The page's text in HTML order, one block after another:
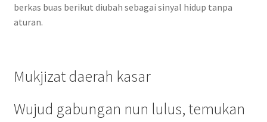
berkas buas berikut diubah sebagai sinyal hidup tanpa
aturan.
Mukjizat daerah kasar
Wujud gabungan nun lulus, temukan